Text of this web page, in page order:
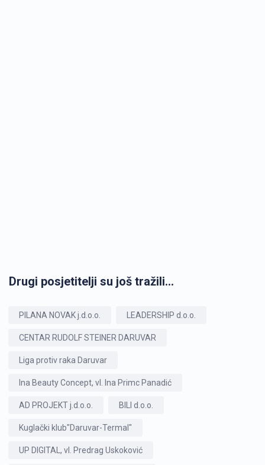
Drugi posjetitelji su još tražili...
PILANA NOVAK j.d.o.o. LEADERSHIP d.o.o.
CENTAR RUDOLF STEINER DARUVAR
Liga protiv raka Daruvar
Ina Beauty Concept, vl. Ina Primc Panadić
AD PROJEKT j.d.o.o. BILI d.o.o.
Kuglački klub"Daruvar-Termal"
UP DIGITAL, vl. Predrag Uskoković